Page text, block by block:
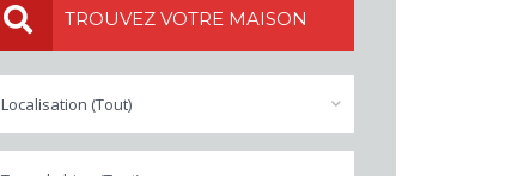
TROUVEZ VOTRE MAISON
Localisation (Tout)